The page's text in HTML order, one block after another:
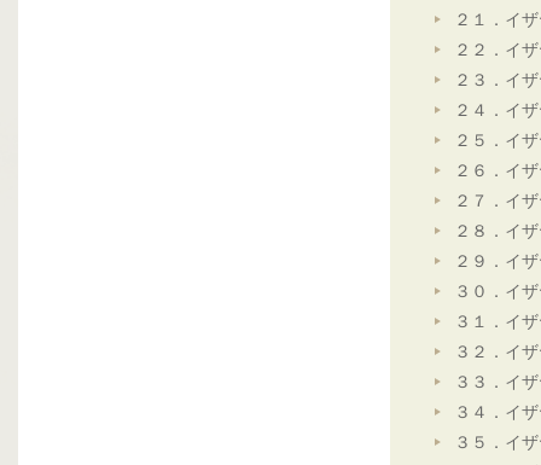
２１．イ
２２．イ
２３．イ
２４．イ
２５．イ
２６．イ
２７．イ
２８．イ
２９．イ
３０．イ
３１．イ
３２．イ
３３．イ
３４．イ
３５．イ